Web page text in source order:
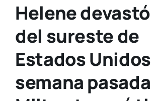
Helene
del sureste de
Estados Unidos
semana